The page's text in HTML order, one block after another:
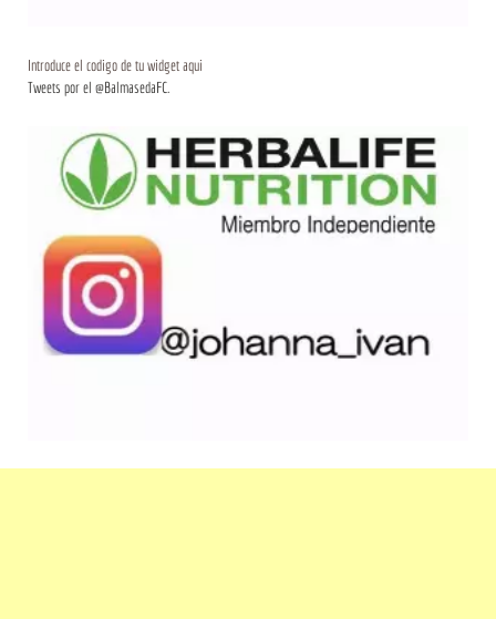
Introduce el codigo de tu widget aqui
Tweets por el @BalmasedaFC.